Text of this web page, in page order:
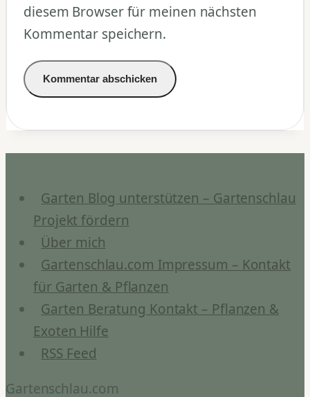
diesem Browser für meinen nächsten
Kommentar speichern.
Garten Blog unterstützen – Gartenschlau
Projekt fördern
Über mich
Gartenschlau.com Impressum – Kontakt
für Garten & Pflanzen
Garten Beratung Kontakt – Pflanzen &
Exoten Hilfe
RSS Feed
Gartenschlau.com